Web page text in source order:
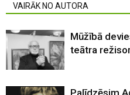
VAIRĀK NO AUTORA
Mūžībā
teātra
Palīdzēsim